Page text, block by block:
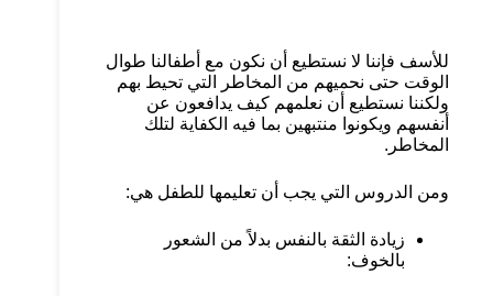
للأسف فإننا لا نستطيع أن نكون مع أطفالنا طوال
الوقت حتى نحميهم من المخاطر التي تحيط بهم
ولكننا نستطيع أن نعلمهم كيف يدافعون عن
أنفسهم ويكونوا منتبهين بما فيه الكفاية لتلك
المخاطر.
ومن الدروس التي يجب أن تعليمها للطفل هي:
زيادة الثقة بالنفس بدلاً من الشعور
بالخوف: